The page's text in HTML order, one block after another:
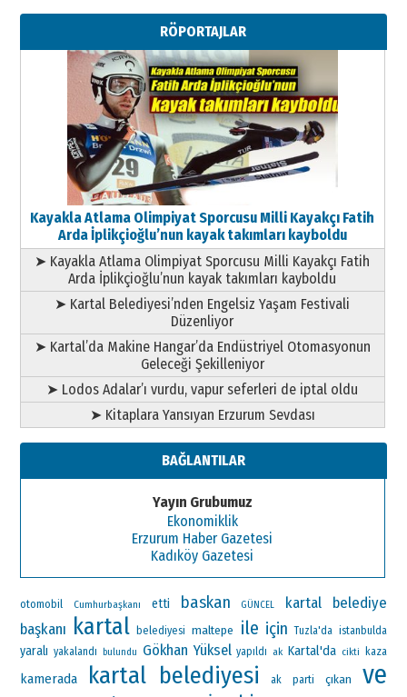
Metin Külünk: Aileyi Korumak
Geleceği Korumaktır
11 Mayıs 2026 Pazartesi
RÖPORTAJLAR
Kayakla Atlama Olimpiyat Sporcusu Milli Kayakçı Fatih
Arda İplikçioğlu’nun kayak takımları kayboldu
➤ Kayakla Atlama Olimpiyat Sporcusu Milli Kayakçı Fatih
Arda İplikçioğlu’nun kayak takımları kayboldu
➤ Kartal Belediyesi’nden Engelsiz Yaşam Festivali
Düzenliyor
➤ Kartal’da Makine Hangar’da Endüstriyel Otomasyonun
Geleceği Şekilleniyor
➤ Lodos Adalar’ı vurdu, vapur seferleri de iptal oldu
➤ Kitaplara Yansıyan Erzurum Sevdası
BAĞLANTILAR
Yayın Grubumuz
Ekonomiklik
Erzurum Haber Gazetesi
Kadıköy Gazetesi
otomobil Cumhurbaşkanı etti baskan GÜNCEL
kartal belediye
başkanı kartal belediyesi maltepe ile için Tuzla'da istanbulda
yaralı yakalandı bulundu Gökhan Yüksel yapıldı ak Kartal'da cikti kaza
kamerada kartal belediyesi ak parti çıkan ve